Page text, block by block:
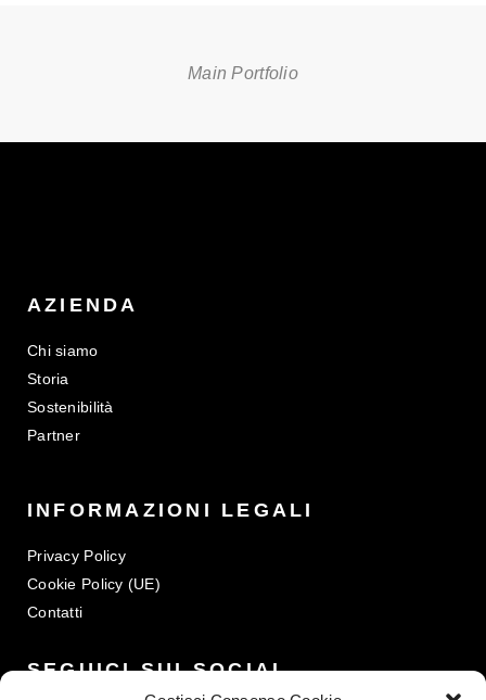
Main Portfolio
AZIENDA
Chi siamo
Storia
Sostenibilità
Partner
INFORMAZIONI LEGALI
Privacy Policy
Cookie Policy (UE)
Contatti
SEGUICI SUI SOCIAL